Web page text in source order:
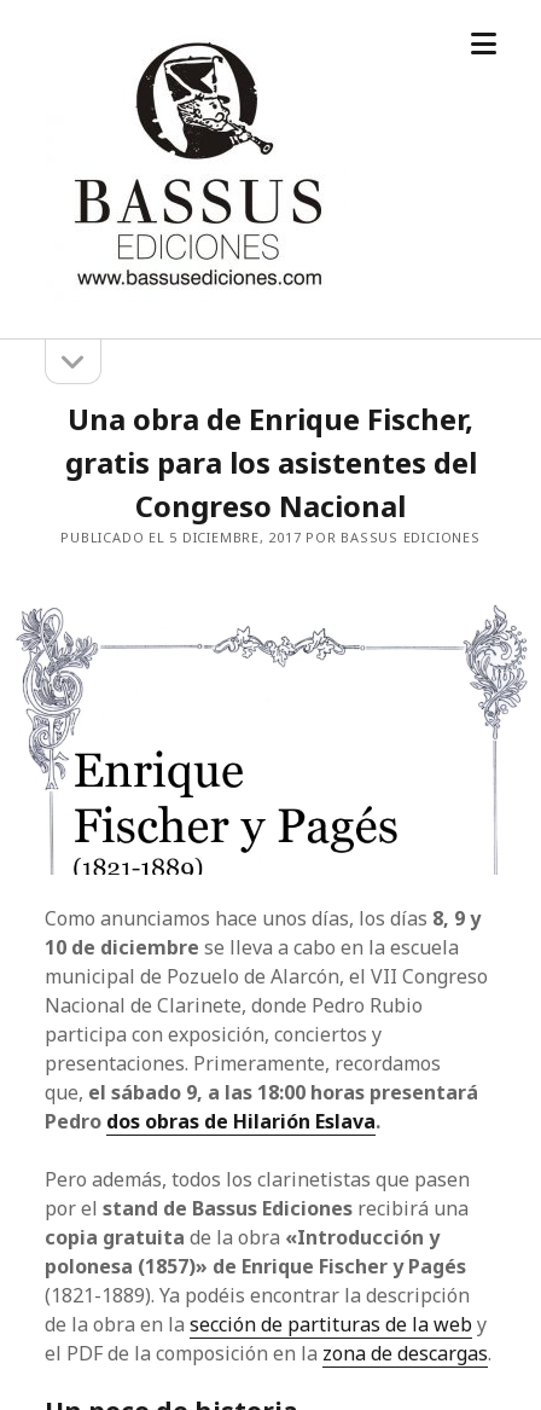
abrir
Barra
lateral
la
lateral
Una obra de Enrique Fischer,
gratis para los asistentes del
Congreso Nacional
PUBLICADO EL 5 DICIEMBRE, 2017 POR BASSUS EDICIONES
Como anunciamos hace unos días, los días 8, 9 y
10 de diciembre se lleva a cabo en la escuela
municipal de Pozuelo de Alarcón, el VII Congreso
Nacional de Clarinete, donde Pedro Rubio
participa con exposición, conciertos y
presentaciones. Primeramente, recordamos
que, el sábado 9, a las 18:00 horas presentará
Pedro dos obras de Hilarión Eslava.
Pero además, todos los clarinetistas que pasen
por elstand de Bassus Ediciones recibirá una
copia gratuita de la obra «Introducción y
polonesa (1857)» de Enrique Fischer y Pagés
(1821-1889). Ya podéis encontrar la descripción
de la obra en lasección de partituras de la weby
el PDF de la composición en la zona de descargas.